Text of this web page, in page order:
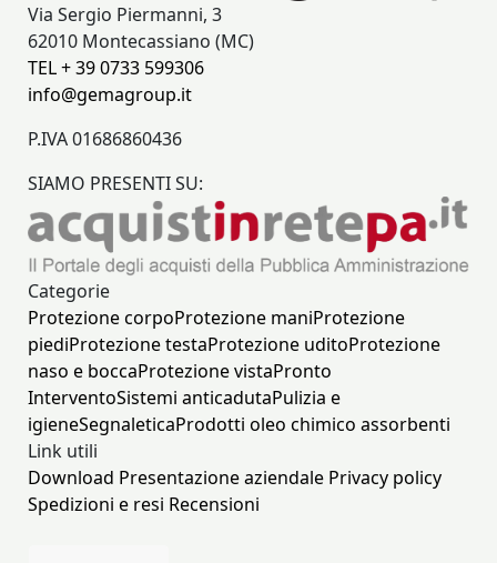
Via Sergio Piermanni, 3
62010 Montecassiano (MC)
TEL + 39 0733 599306
info@gemagroup.it
P.IVA 01686860436
SIAMO PRESENTI SU:
Categorie
Protezione corpoProtezione maniProtezione
piediProtezione testaProtezione uditoProtezione
naso e boccaProtezione vistaPronto
InterventoSistemi anticadutaPulizia e
igieneSegnaleticaProdotti oleo chimico assorbenti
Link utili
Download Presentazione aziendale Privacy policy
Spedizioni e resi Recensioni